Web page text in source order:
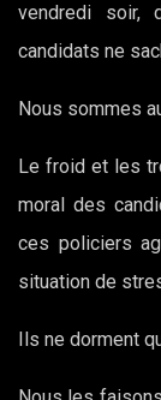
vendredi soir,
candidats ne
Nous sommes
Le froid et les
moral des
ces policiers
situation de
Ils ne dorment